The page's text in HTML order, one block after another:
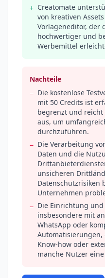
+ Creatomate
von kreativen
Vorlageneditor, der
hochwertiger und
Werbemittel
Nachteile
− Die kostenlose
mit 50 Credits ist
begrenzt und
aus, um
durchzuführen.
− Die Verarbeitung
Daten und die
unsicheren
Datenschutzrisiken
Unternehmen
− Die Einrichtung
insbesondere mit
WhatsApp oder
Know-how oder
manche Nutzer